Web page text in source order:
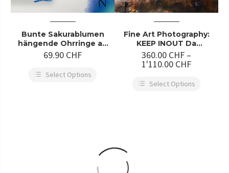
Bunte Sakurablumen
hängende Ohrringe an
goldenem Haken
69.90 CHF
Select Options
Fine Art Photography:
KEEP INOUT Da
Socket2 Stephane
Stribick Fine Art
360.00 CHF –
1'110.00 CHF
Select Options